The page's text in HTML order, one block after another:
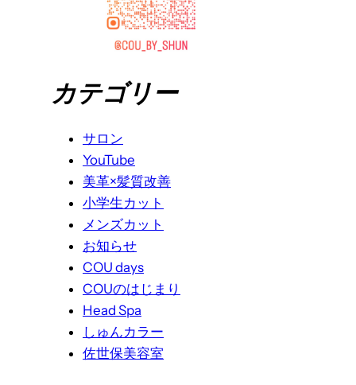
カテゴリー
サロン
YouTube
美革×髪質改善
小学生カット
メンズカット
お知らせ
COU days
COUのはじまり
Head Spa
しゅんカラー
佐世保美容室